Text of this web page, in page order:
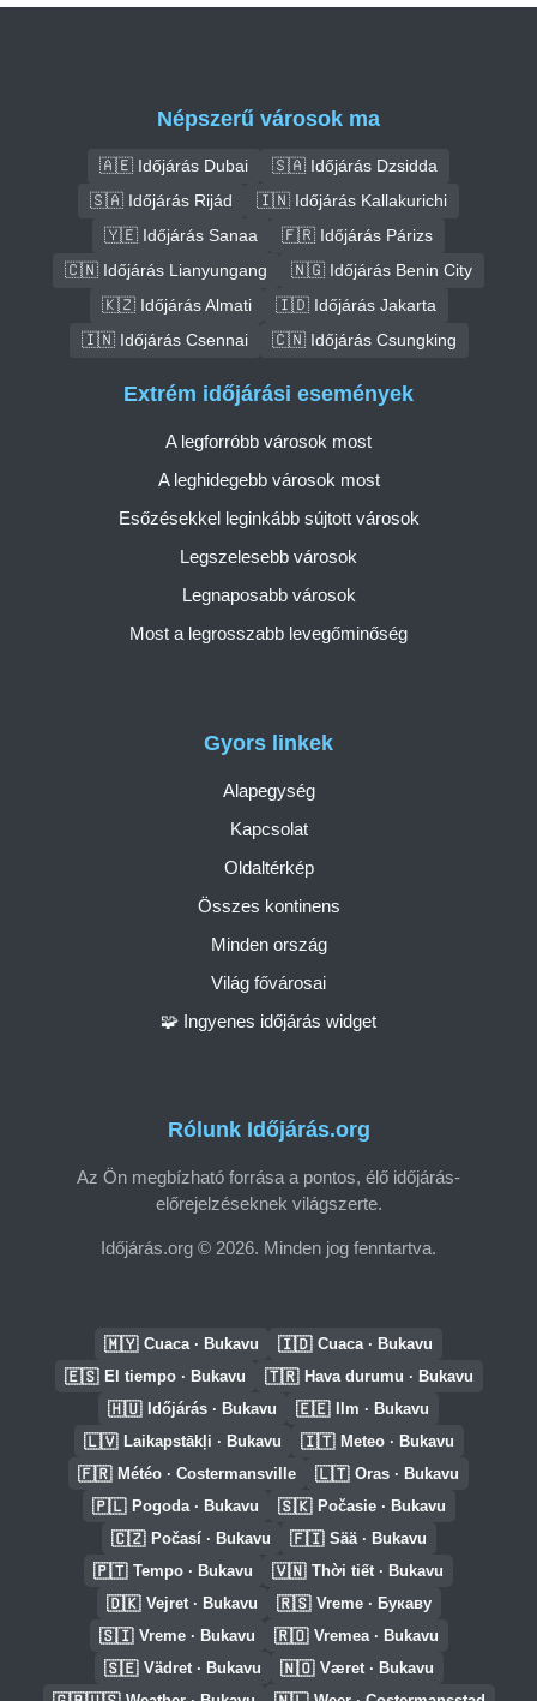
Népszerű városok ma
🇦🇪 Időjárás Dubai
🇸🇦 Időjárás Dzsidda
🇸🇦 Időjárás Rijád
🇮🇳 Időjárás Kallakurichi
🇾🇪 Időjárás Sanaa
🇫🇷 Időjárás Párizs
🇨🇳 Időjárás Lianyungang
🇳🇬 Időjárás Benin City
🇰🇿 Időjárás Almati
🇮🇩 Időjárás Jakarta
🇮🇳 Időjárás Csennai
🇨🇳 Időjárás Csungking
Rólunk Időjárás.org
Az Ön megbízható forrása a pontos, élő időjárás-
előrejelzéseknek világszerte.
Időjárás.org © 2026. Minden jog fenntartva.
Gyors linkek
Alapegység
Kapcsolat
Oldaltérkép
Összes kontinens
Minden ország
Világ fővárosai
🧩 Ingyenes időjárás widget
Extrém időjárási események
A legforróbb városok most
A leghidegebb városok most
Esőzésekkel leginkább sújtott városok
Legszelesebb városok
Legnaposabb városok
Most a legrosszabb levegőminőség
🇲🇾 Cuaca · Bukavu 🇮🇩 Cuaca · Bukavu
🇪🇸 El tiempo · Bukavu 🇹🇷 Hava durumu · Bukavu
🇭🇺 Időjárás · Bukavu 🇪🇪 Ilm · Bukavu
🇱🇻 Laikapstākļi · Bukavu 🇮🇹 Meteo · Bukavu
🇫🇷 Météo · Costermansville 🇱🇹 Oras · Bukavu
🇵🇱 Pogoda · Bukavu 🇸🇰 Počasie · Bukavu
🇨🇿 Počasí · Bukavu 🇫🇮 Sää · Bukavu
🇵🇹 Tempo · Bukavu 🇻🇳 Thời tiết · Bukavu
🇩🇰 Vejret · Bukavu 🇷🇸 Vreme · Букаву
🇸🇮 Vreme · Bukavu 🇷🇴 Vremea · Bukavu
🇸🇪 Vädret · Bukavu 🇳🇴 Været · Bukavu